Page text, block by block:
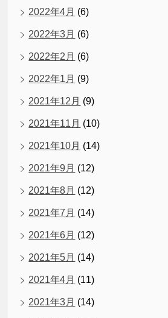
2022年4月 (6)
2022年3月 (6)
2022年2月 (6)
2022年1月 (9)
2021年12月 (9)
2021年11月 (10)
2021年10月 (14)
2021年9月 (12)
2021年8月 (12)
2021年7月 (14)
2021年6月 (12)
2021年5月 (14)
2021年4月 (11)
2021年3月 (14)